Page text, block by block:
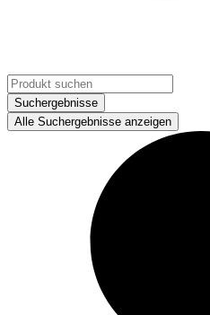
Suchergebnisse
Alle Suchergebnisse anzeigen